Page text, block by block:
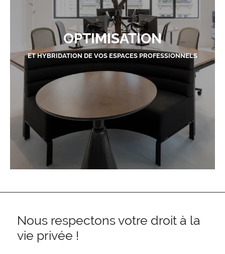
OPTIMISATION
ET HYBRIDATION DE VOS ESPACES PROFESSIONNELS
Nous respectons votre droit à la
vie privée !